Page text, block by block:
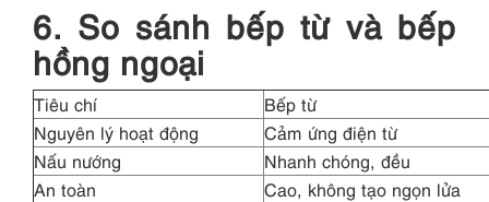
6. So sánh bếp từ và bếp
hồng ngoại
Tiêu chí
Bếp từ
Nguyên lý hoạt động
Cảm ứng điện từ
Nấu nướng
Nhanh chóng, đều
An toàn
Cao, không tạo ngọn lửa